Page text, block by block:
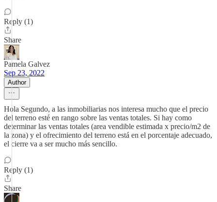
Reply (1)
Share
Pamela Galvez
Sep 23, 2022
Author
Hola Segundo, a las inmobiliarias nos interesa mucho que el precio
del terreno esté en rango sobre las ventas totales. Si hay como
determinar las ventas totales (area vendible estimada x precio/m2 de
la zona) y el ofrecimiento del terreno está en el porcentaje adecuado,
el cierre va a ser mucho más sencillo.
Reply (1)
Share